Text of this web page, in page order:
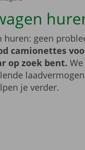
huren: geen
camionettes
op zoek bent.
je verder.